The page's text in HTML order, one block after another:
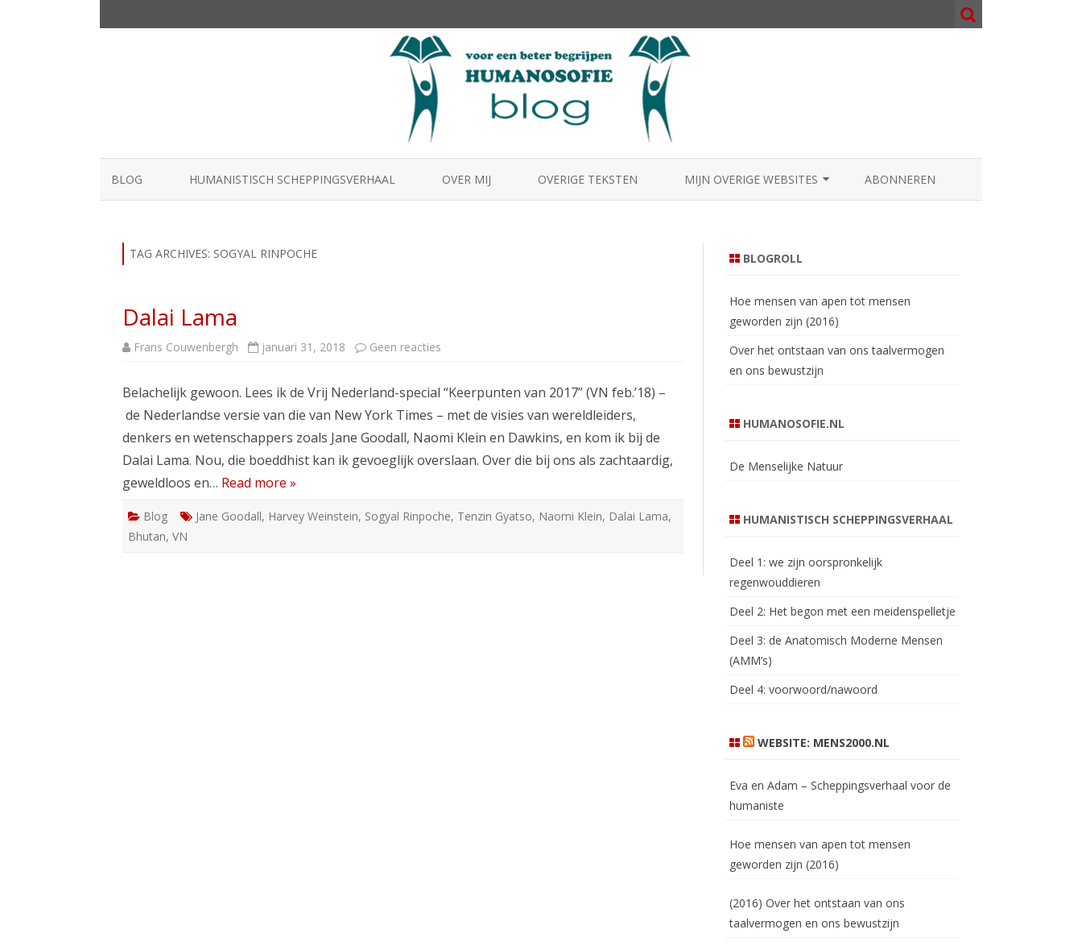
to
BLOG HUMANISTISCH SCHEPPINGSVERHAAL OVER MIJ OVERIGE TEKSTEN MIJN OVERIGE WEBSITES ABONNEREN
TAG ARCHIVES: SOGYAL RINPOCHE
Dalai Lama
Frans Couwenbergh januari 31, 2018 Geen reacties
Belachelijk gewoon. Lees ik de Vrij Nederland-special “Keerpunten van 2017” (VN feb.’18) –
de Nederlandse versie van die van New York Times – met de visies van wereldleiders,
denkers en wetenschappers zoals Jane Goodall, Naomi Klein en Dawkins, en kom ik bij de
Dalai Lama. Nou, die boeddhist kan ik gevoeglijk overslaan. Over die bij ons als zachtaardig,
geweldloos en… Read more »
Blog Jane Goodall, Harvey Weinstein, Sogyal Rinpoche, Tenzin Gyatso, Naomi Klein, Dalai Lama,
Bhutan, VN
BLOGROLL
Hoe mensen van apen tot mensen
geworden zijn (2016)
Over het ontstaan van ons taalvermogen
en ons bewustzijn
HUMANOSOFIE.NL
De Menselijke Natuur
HUMANISTISCH SCHEPPINGSVERHAAL
Deel 1: we zijn oorspronkelijk
regenwouddieren
Deel 2: Het begon met een meidenspelletje
Deel 3: de Anatomisch Moderne Mensen
(AMM’s)
Deel 4: voorwoord/nawoord
WEBSITE: MENS2000.NL
Eva en Adam – Scheppingsverhaal voor de
humaniste
Hoe mensen van apen tot mensen
geworden zijn (2016)
(2016) Over het ontstaan van ons
taalvermogen en ons bewustzijn